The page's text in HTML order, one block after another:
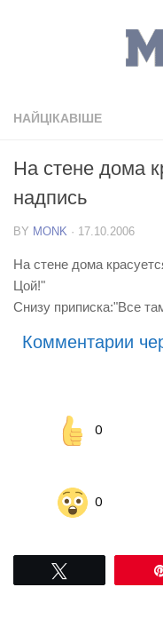
НАЙЦІКАВІШЕ
На стене дома
надпись
BY MONK · 17.10.2006
На стене дома
Цой!"
Снизу приписка:"Все
Комментарии
0
0